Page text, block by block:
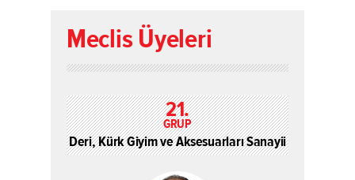
Meclis Üyeleri
21.
GRUP
Deri, Kürk Giyim ve Aksesuarları Sanayii